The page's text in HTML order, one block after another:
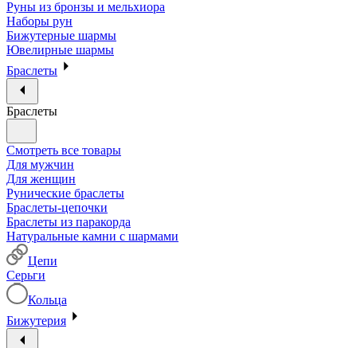
Руны из бронзы и мельхиора
Наборы рун
Бижутерные шармы
Ювелирные шармы
Браслеты
Браслеты
Смотреть все товары
Для мужчин
Для женщин
Рунические браслеты
Браслеты-цепочки
Браслеты из паракорда
Натуральные камни с шармами
Цепи
Серьги
Кольца
Бижутерия